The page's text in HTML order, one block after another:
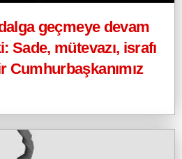
geçmeye devam
Sade, mütevazı, israfı
Cumhurbaşkanımız